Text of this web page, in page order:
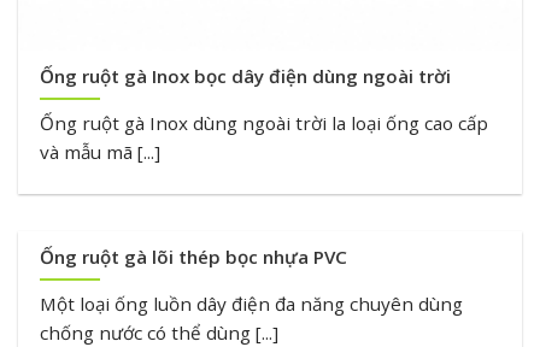
Ống ruột gà Inox bọc dây điện dùng ngoài trời
Ống ruột gà Inox dùng ngoài trời la loại ống cao cấp
và mẫu mã [...]
Ống ruột gà lõi thép bọc nhựa PVC
Một loại ống luồn dây điện đa năng chuyên dùng
chống nước có thể dùng [...]